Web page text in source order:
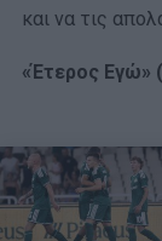
και να τις
«Έτερος Εγώ»